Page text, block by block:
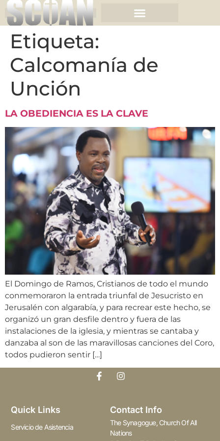
Etiqueta:
Calcomanía de
Unción
LA OBEDIENCIA ES LA CLAVE
El Domingo de Ramos, Cristianos de todo el mundo
conmemoraron la entrada triunfal de Jesucristo en
Jerusalén con algarabía, y para recrear este hecho, se
organizó un gran desfile dentro y fuera de las
instalaciones de la iglesia, y mientras se cantaba y
danzaba al son de las maravillosas canciones del Coro,
todos pudieron sentir […]
Quick Links
Servicio de Asistencia
Contact Info
The Synagogue, Church Of All
Nations